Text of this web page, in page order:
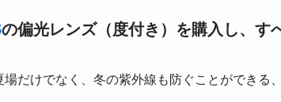
の偏光レンズ（度付き）を購入し、す
だけでなく、冬の紫外線も防ぐことができる